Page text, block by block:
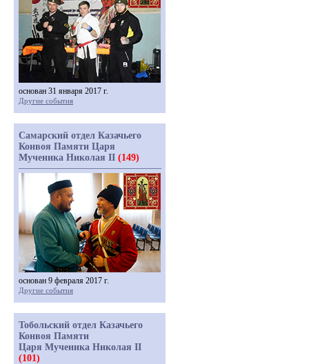
основан 31 января 2017 г.
Другие события
Самарский отдел Казачьего
Конвоя Памяти Царя
Мученика Николая II (149)
основан 9 февраля 2017 г.
Другие события
Тобольский отдел Казачьего
Конвоя Памяти
Царя Мученика Николая II
(101)